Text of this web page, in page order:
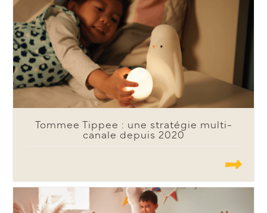
Tommee Tippee : une stratégie multi-
canale depuis 2020
.......